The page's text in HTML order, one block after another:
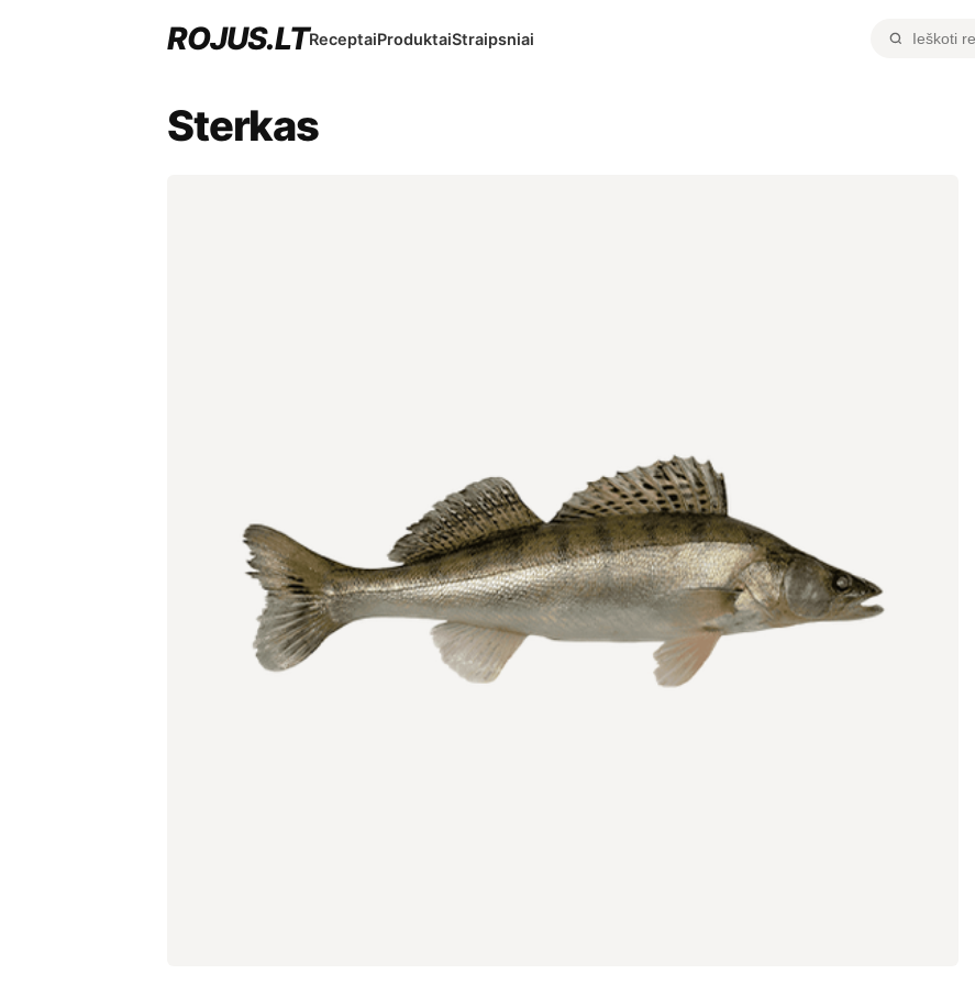
ROJUS.LTReceptaiProduktaiStraipsniai
Sterkas